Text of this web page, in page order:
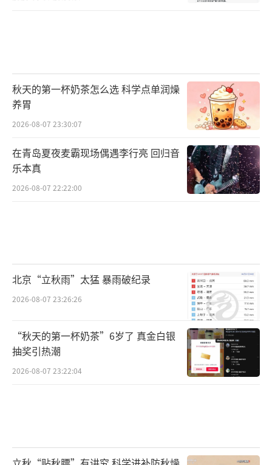
秋天的第一杯奶茶怎么选 科学点单润燥
养胃
2026-08-07 23:30:07
在青岛夏夜麦霸现场偶遇李行亮 回归音
乐本真
2026-08-07 22:22:00
北京“立秋雨”太猛 暴雨破纪录
2026-08-07 23:26:26
“秋天的第一杯奶茶”6岁了 真金白银
抽奖引热潮
2026-08-07 23:22:04